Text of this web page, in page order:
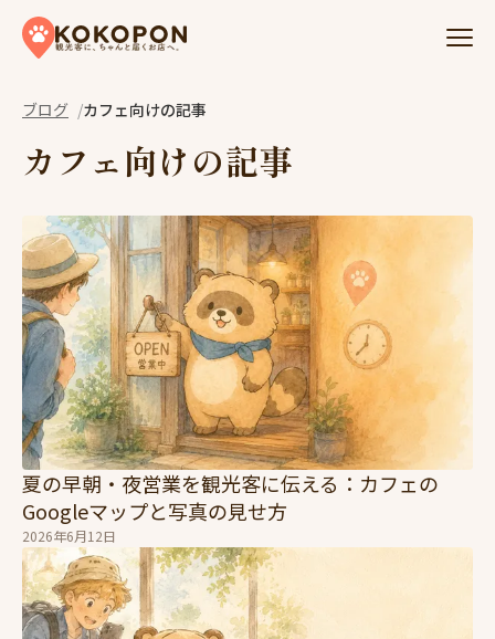
Skip to content
ブログ カフェ向けの記事
カフェ向けの記事
夏の早朝・夜営業を観光客に伝える：カフェの
Googleマップと写真の見せ方
2026年6月12日